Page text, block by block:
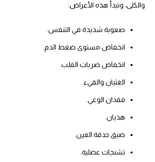
والكلى، وتبدأ هذه الأعراض:
صعوبة شديدة في التنفس.
انخفاض مستوى ضغط الدم.
انخفاض ضربات القلب.
الغثيان والقيء.
فقدان الوعي.
هذيان.
ضيق حدقة العين.
تشنجات عضلية.